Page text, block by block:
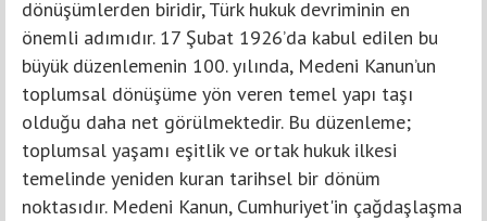
dönüşümlerden biridir, Türk hukuk devriminin en
önemli adımıdır. 17 Şubat 1926’da kabul edilen bu
büyük düzenlemenin 100. yılında, Medeni Kanun’un
toplumsal dönüşüme yön veren temel yapı taşı
olduğu daha net görülmektedir. Bu düzenleme;
toplumsal yaşamı eşitlik ve ortak hukuk ilkesi
temelinde yeniden kuran tarihsel bir dönüm
noktasıdır. Medeni Kanun, Cumhuriyet'in çağdaşlaşma